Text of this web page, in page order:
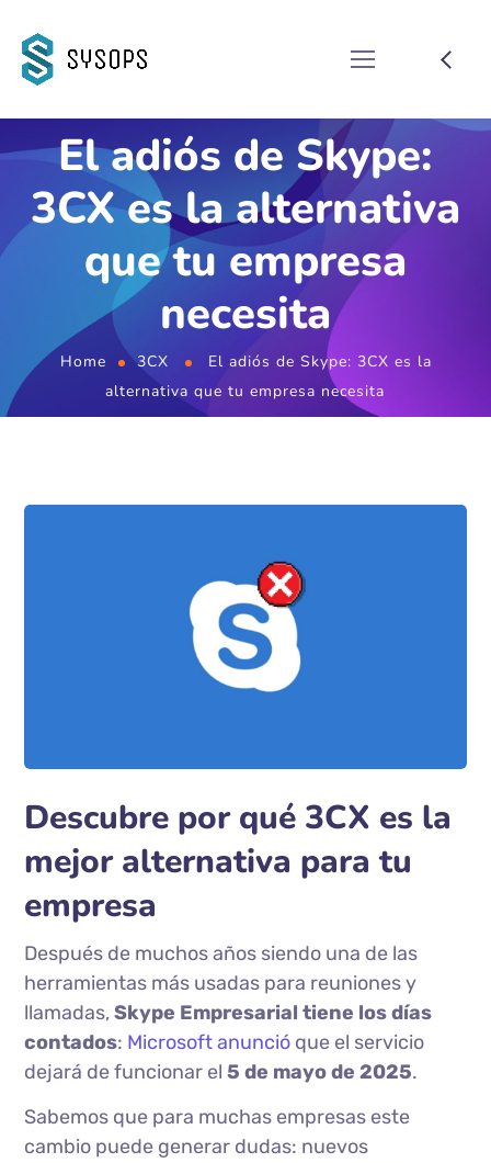
El adiós de Skype:
3CX es la alternativa
que tu empresa
necesita
Home 3CX
El adiós de Skype: 3CX es la
alternativa que tu empresa necesita
Descubre por qué 3CX es la
mejor alternativa para tu
empresa
Después de muchos años siendo una de las
herramientas más usadas para reuniones y
llamadas,Skype Empresarial tiene los días
contados: Microsoft anunció que el servicio
dejará de funcionar el5 de mayo de 2025.
Sabemos que para muchas empresas este
cambio puede generar dudas: nuevos